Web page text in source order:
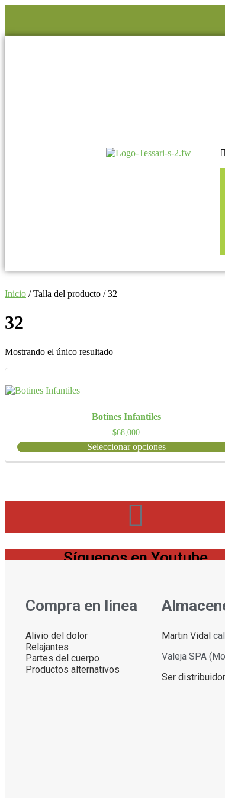
Inicio / Talla del producto / 32
32
Mostrando el único resultado
Botines Infantiles
$68,000
Seleccionar opciones
Síguenos en Youtube
Compra en linea
Alivio del dolor
Relajantes
Partes del cuerpo
Productos alternativos
Martin Vidal
Valeja SPA
Ser distribuidor